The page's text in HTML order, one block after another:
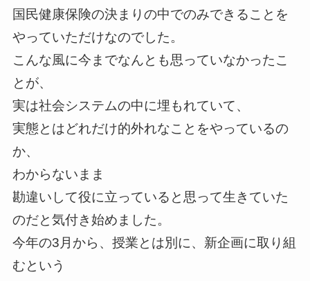
国民健康保険の決まりの中でのみできることを
やっていただけなのでした。
こんな風に今までなんとも思っていなかったこ
とが、
実は社会システムの中に埋もれていて、
実態とはどれだけ的外れなことをやっているの
か、
わからないまま
勘違いして役に立っていると思って生きていた
のだと気付き始めました。
今年の3月から、授業とは別に、新企画に取り組
むという